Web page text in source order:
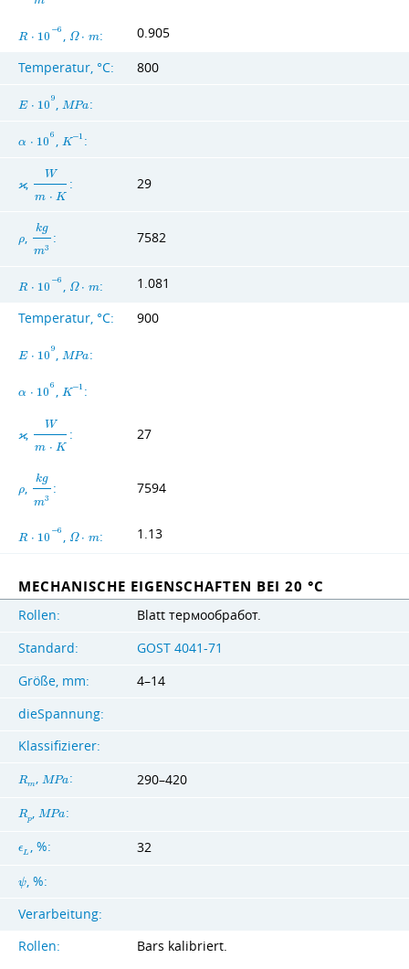
R ⋅ 10
−6 , Ω ⋅ m: 0.905
Temperatur, °C: 800
E ⋅ 10
9 ,MPa:
α ⋅ 10
6 , K−1 :
ϰ,
W
m ⋅ K
: 29
ρ
kg
m3
: 7582
R ⋅ 10
−6 , Ω ⋅ m: 1.081
Temperatur, °C: 900
E ⋅ 10
9 ,MPa:
α ⋅ 10
6 , K−1 :
ϰ,
W
m ⋅ K
: 27
ρ,
kg
m3
: 7594
R ⋅ 10
−6 , Ω ⋅ m: 1.13
MECHANISCHE EIGENSCHAFTEN BEI 20 °C
Rollen:
Blatt термообработ.
Standard:
GOST 4041-71
Größe, mm:
4–14
dieSpannung:
Klassifizierer:
Rm, MPa: 290–420
Rp,MPa:
ϵL , %: 32
ψ, %:
Verarbeitung:
Rollen:
Bars kalibriert.